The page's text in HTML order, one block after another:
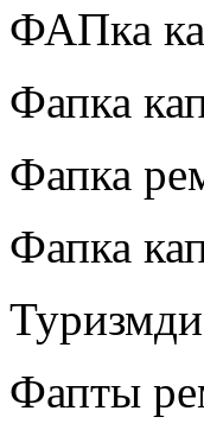
ФАПка
Фапка
Фапка
Фапка
Фапты